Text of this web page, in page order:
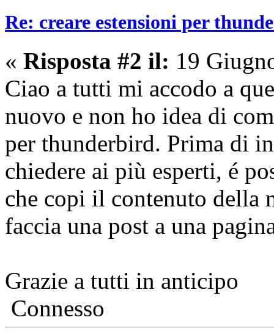
Re: creare estensioni per
« Risposta #2 il: 19
Ciao a tutti mi accodo a
nuovo e non ho idea di
per thunderbird. Prima di
chiedere ai più esperti, é
che copi il contenuto della
faccia una post a una
Grazie a tutti in anticipo
Connesso